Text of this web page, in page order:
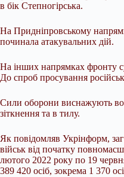
в бік Степногірська.
На Придніпровському
починала атакувальних дій.
На інших напрямках фронту
До спроб просування
Сили оборони виснажують
зіткнення та в тилу.
Як повідомляв Укрінформ,
військ від початку
лютого 2022 року по 19
389 420 осіб, зокрема 1 370